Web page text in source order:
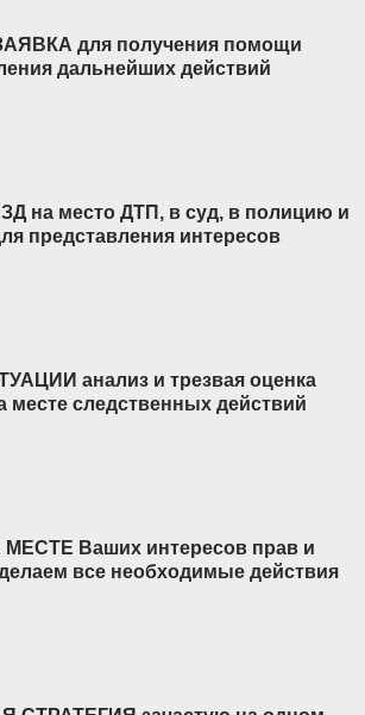
для получения помощи
дальнейших действий
на место ДТП, в суд, в полицию и
представления интересов
анализ и трезвая оценка
месте следственных действий
Ваших интересов прав и
все необходимые действия